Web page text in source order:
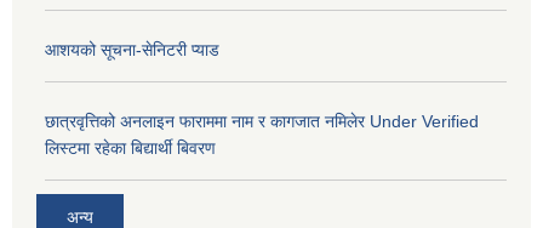
आशयको सूचना-सेनिटरी प्याड
छात्रवृत्तिको अनलाइन फाराममा नाम र कागजात नमिलेर Under Verified
लिस्टमा रहेका बिद्यार्थी बिवरण
अन्य